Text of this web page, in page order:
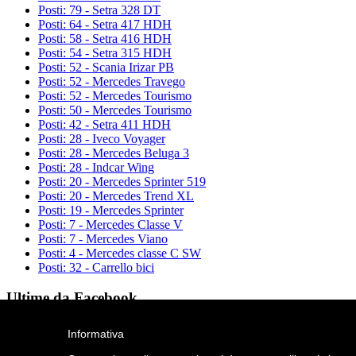
Posti: 79 - Setra 328 DT
Posti: 64 - Setra 417 HDH
Posti: 58 - Setra 416 HDH
Posti: 54 - Setra 315 HDH
Posti: 52 - Scania Irizar PB
Posti: 52 - Mercedes Travego
Posti: 52 - Mercedes Tourismo
Posti: 50 - Mercedes Tourismo
Posti: 42 - Setra 411 HDH
Posti: 28 - Iveco Voyager
Posti: 28 - Mercedes Beluga 3
Posti: 28 - Indcar Wing
Posti: 20 - Mercedes Sprinter 519
Posti: 20 - Mercedes Trend XL
Posti: 19 - Mercedes Sprinter
Posti: 7 - Mercedes Classe V
Posti: 7 - Mercedes Viano
Posti: 4 - Mercedes classe C SW
Posti: 32 - Carrello bici
Ultime da Facebook
La Terra Viaggi
Informativa